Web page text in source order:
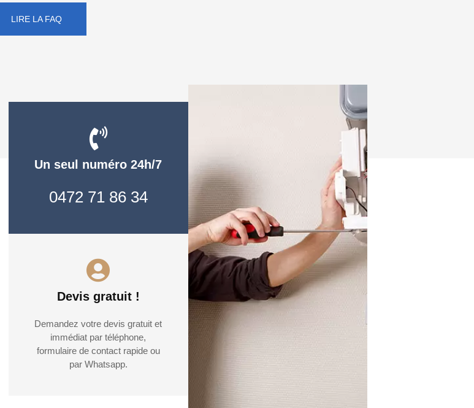
LIRE LA FAQ
Un seul numéro 24h/7
0472 71 86 34
Devis gratuit !
Demandez votre devis gratuit et
immédiat par téléphone,
formulaire de contact rapide ou
par Whatsapp.